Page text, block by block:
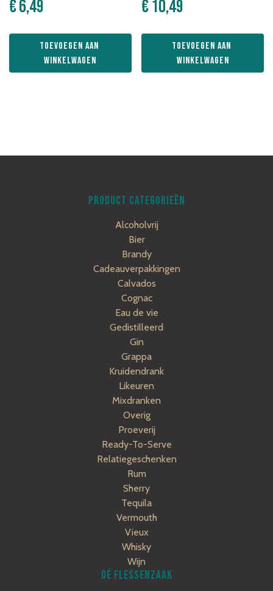
€6,49
Toevoegen aan
winkelwagen
€10,49
Toevoegen aan
winkelwagen
PRODUCT CATEGORIEËN
Alcoholvrij
Bier
Brandy
Cadeauverpakkingen
Calvados
Cognac
Eau de vie
Gedistilleerd
Gin
Grappa
Kruidendrank
Likeuren
Mixdranken
Overig
Proeverij
Ready-To-Serve
Relatiegeschenken
Rum
Sherry
Tequila
Vermouth
Vieux
Whisky
Wijn
DÉ FLESSENZAAK